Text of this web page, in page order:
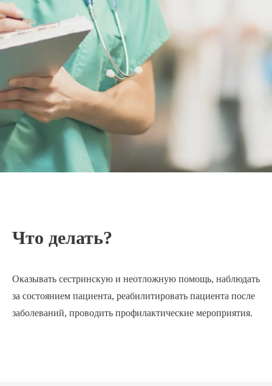
Что делать?
Оказывать сестринскую и неотложную помощь, наблюдать
за состоянием пациента, реабилитировать пациента после
заболеваний, проводить профилактические мероприятия.